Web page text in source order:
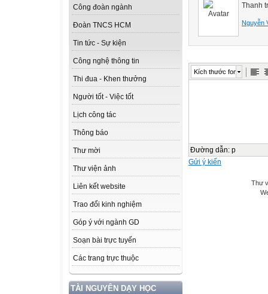
Công đoàn ngành
Đoàn TNCS HCM
Tin tức - Sự kiện
Công nghệ thông tin
Thi đua - Khen thưởng
Người tốt - Việc tốt
Lịch công tác
Thông báo
Thư mời
Thư viện ảnh
Liên kết website
Trao đổi kinh nghiệm
Góp ý với ngành GD
Soạn bài trực tuyến
Các trang trực thuộc
TÀI NGUYÊN DẠY HỌC
Thanh
Nguyễn
Kích thước font
Đường dẫn: p
Gửi ý kiến
Thư